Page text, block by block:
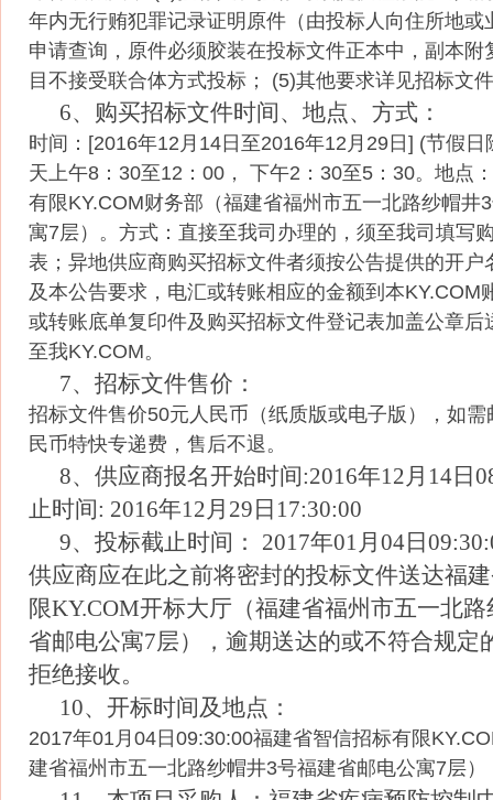
年内无行贿犯罪记录证明原件（由投标人向住所地或
申请查询，原件必须胶装在投标文件正本中，副本附
目不接受联合体方式投标； (5)其他要求详见招标文
6、购买招标文件时间、地点、方式：
时间：[2016年12月14日至2016年12月29日] (节假日
天上午8：30至12：00， 下午2：30至5：30。地点
有限KY.COM财务部（福建省福州市五一北路纱帽井
寓7层）。方式：直接至我司办理的，须至我司填写
表；异地供应商购买招标文件者须按公告提供的开户
及本公告要求，电汇或转账相应的金额到本KY.COM
或转账底单复印件及购买招标文件登记表加盖公章后
至我KY.COM。
7、招标文件售价：
招标文件售价50元人民币（纸质版或电子版），如
民币特快专递费，售后不退。
8、供应商报名开始时间:2016年12月14日
止时间: 2016年12月29日17:30:00
9、投标截止时间： 2017年01月04日
供应商应在此之前将密封的投标文件送达福
限KY.COM开标大厅（福建省福州市五一北
省邮电公寓7层），逾期送达的或不符合规定
拒绝接收。
10、开标时间及地点：
2017年01月04日09:30:00福建省智信招标有限
建省福州市五一北路纱帽井3号福建省邮电公寓7层）